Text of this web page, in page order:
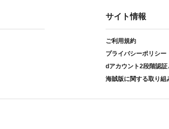
サイト情報
ご利用規約
プライバシーポリシー
dアカウント2段階認証
海賊版に関する取り組